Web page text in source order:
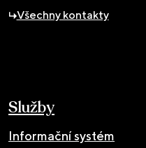
Všechny kontakty
Služby
Informační systém